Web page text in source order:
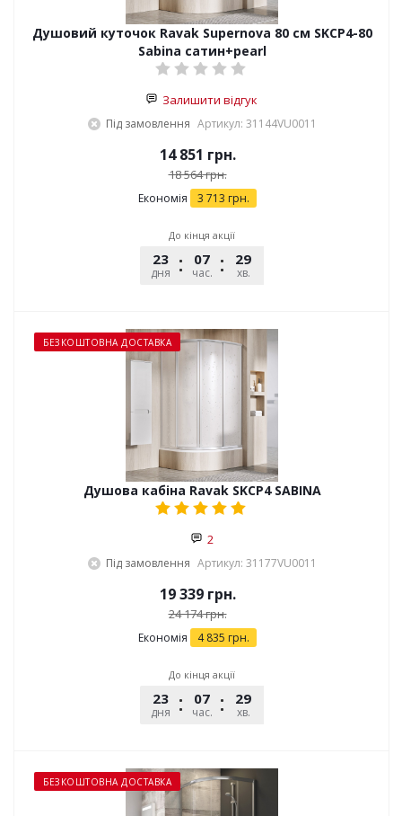
Душовий куточок Ravak Supernova 80 см SKCP4-80
Sabina сатин+pearl
Залишити відгук
Під замовлення Артикул: 31144VU0011
14 851 грн.
18 564грн.
Економія 3 713 грн.
До кінця акції
23
дня
07
час.
29
хв.
БЕЗКОШТОВНА ДОСТАВКА
Душова кабіна Ravak SKCP4 SABINA
2
Під замовлення Артикул: 31177VU0011
19 339грн.
24 174грн.
Економія 4 835 грн.
До кінця акції
23
дня
07
час.
29
хв.
БЕЗКОШТОВНА ДОСТАВКА